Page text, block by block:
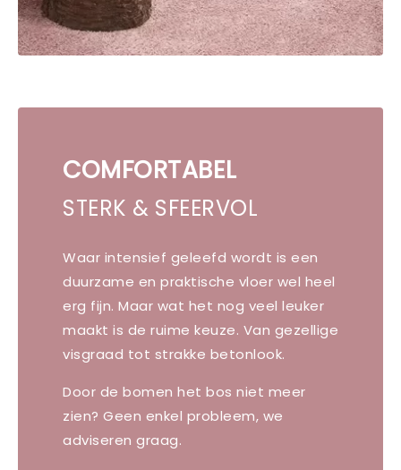
COMFORTABEL
STERK & SFEERVOL
Waar intensief geleefd wordt is een
duurzame en praktische vloer wel heel
erg fijn. Maar wat het nog veel leuker
maakt is de ruime keuze. Van gezellige
visgraad tot strakke betonlook.
Door de bomen het bos niet meer
zien? Geen enkel probleem, we
adviseren graag.